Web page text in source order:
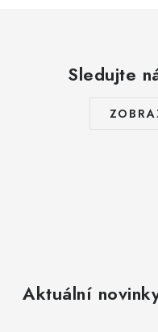
Sledujte
Aktuální